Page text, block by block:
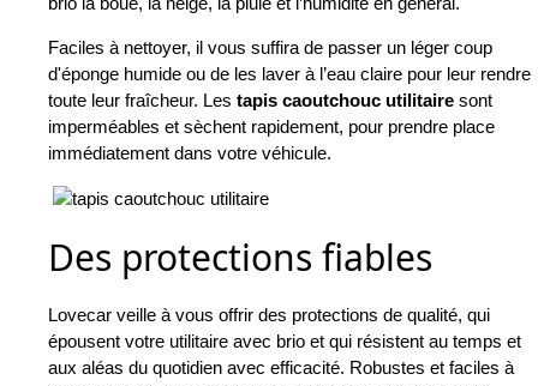
Faciles à nettoyer, il vous suffira de passer un léger coup
d'éponge humide ou de les laver à l’eau claire pour leur rendre
toute leur fraîcheur. Les tapis caoutchouc utilitaire sont
imperméables et sèchent rapidement, pour prendre place
immédiatement dans votre véhicule.
Des protections fiables
Lovecar veille à vous offrir des protections de qualité, qui
épousent votre utilitaire avec brio et qui résistent au temps et
aux aléas du quotidien avec efficacité. Robustes et faciles à